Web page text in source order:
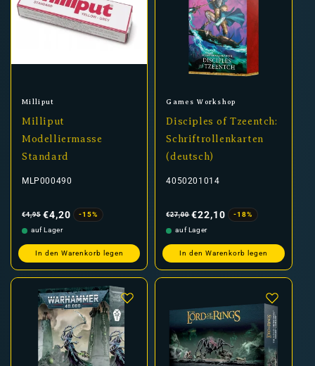
Anbieter:
Milliput
Milliput
Modelliermasse
Standard
MLP000490
Preis
€4,95 €4,20
-15%
auf Lager
In den Warenkorb legen
Anbieter:
Games Workshop
Disciples of Tzeentch:
Schriftrollenkarten
(deutsch)
4050201014
Preis
€27,00 €22,10
-18%
auf Lager
In den Warenkorb legen